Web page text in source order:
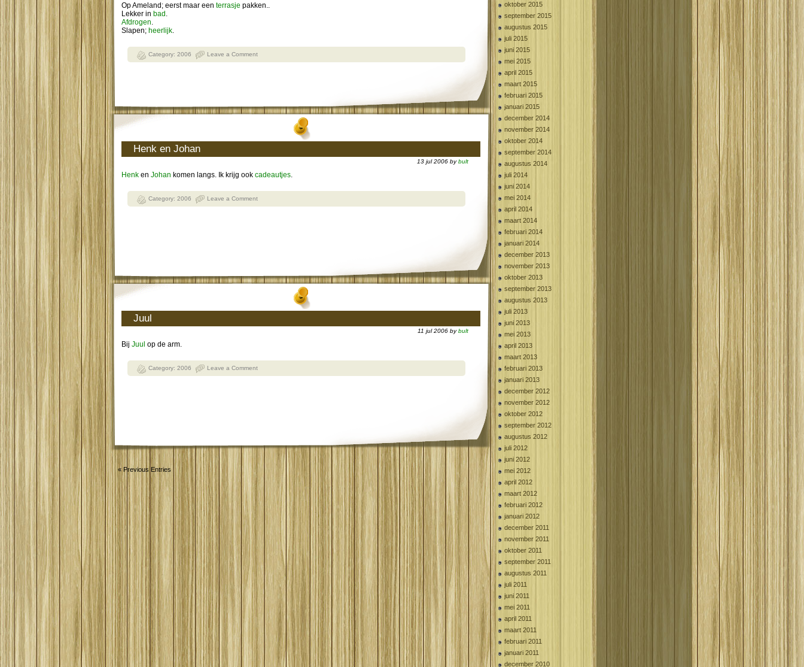
Op Ameland; eerst maar een terrasje pakken..
Lekker in bad .
Afdrogen.
Slapen; heerlijk.
Category: 2006 Leave a Comment
Henk en Johan
13 jul 2006 bybult
Henk en Johan komen langs. Ik krijg ook cadeautjes.
Category: 2006 Leave a Comment
Juul
11 jul 2006 bybult
Bij Juul op de arm.
Category: 2006 Leave a Comment
« Previous Entries
oktober 2015
september 2015
augustus 2015
juli 2015
juni 2015
mei 2015
april 2015
maart 2015
februari 2015
januari 2015
december 2014
november 2014
oktober 2014
september 2014
augustus 2014
juli 2014
juni 2014
mei 2014
april 2014
maart 2014
februari 2014
januari 2014
december 2013
november 2013
oktober 2013
september 2013
augustus 2013
juli 2013
juni 2013
mei 2013
april 2013
maart 2013
februari 2013
januari 2013
december 2012
november 2012
oktober 2012
september 2012
augustus 2012
juli 2012
juni 2012
mei 2012
april 2012
maart 2012
februari 2012
januari 2012
december 2011
november 2011
oktober 2011
september 2011
augustus 2011
juli 2011
juni 2011
mei 2011
april 2011
maart 2011
februari 2011
januari 2011
december 2010